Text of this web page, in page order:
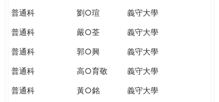
普通科
劉○瑄
義守大學
普通科
嚴○荃
義守大學
普通科
郭○興
義守大學
普通科
高○育敬
義守大學
普通科
黃○銘
義守大學